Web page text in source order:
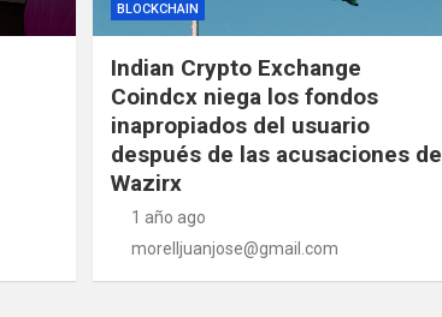
BLOCKCHAIN
Indian Crypto Exchange
Coindcx niega los fondos
inapropiados del usuario
después de las acusaciones de
Wazirx
1 año ago
morelljuanjose@gmail.com